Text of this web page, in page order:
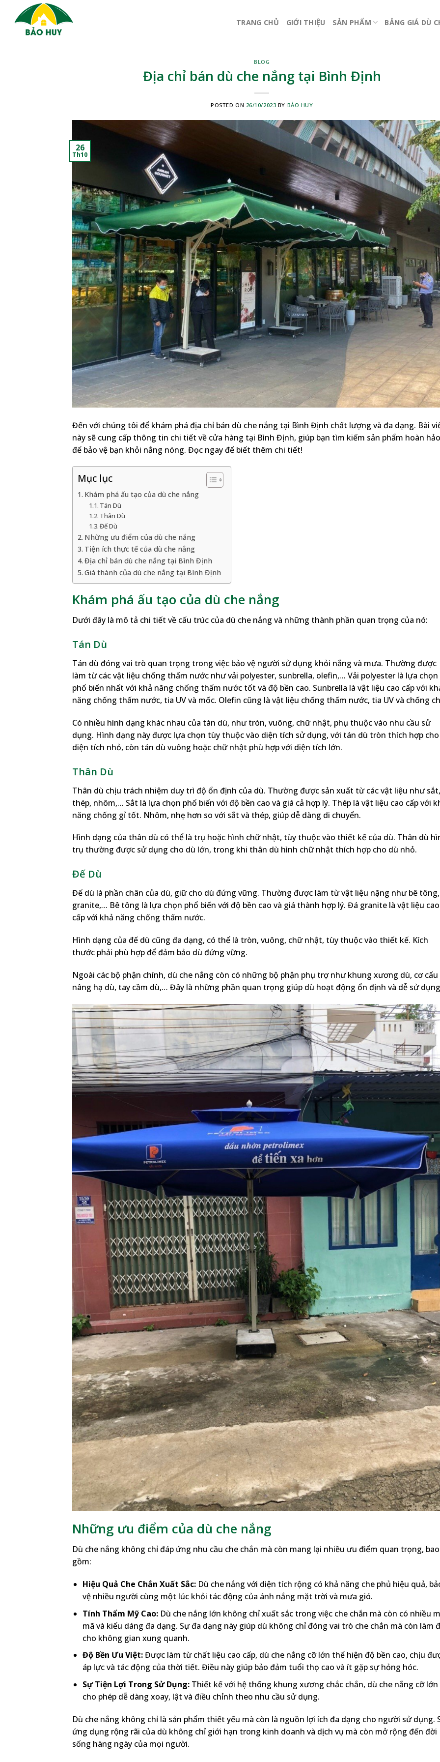
content
TRANG CHỦ GIỚI THIỆU SẢN PHẨM BẢNG GIÁ DÙ
BLOG
Địa chỉ bán dù che nắng tại Bình Định
POSTED ON 26/10/2023 BY BẢO HUY
26
Th10
Đến với chúng tôi để khám phá địa chỉ bán dù che nắng tại Bình Định chất lượng và đa dạng. Bài
này sẽ cung cấp thông tin chi tiết về cửa hàng tại Bình Định, giúp bạn tìm kiếm sản phẩm hoàn hảo
để bảo vệ bạn khỏi nắng nóng. Đọc ngay để biết thêm chi tiết!
Mục lục
Khám phá ấu tạo của dù che nắng
Tán Dù
Thân Dù
Đế Dù
Những ưu điểm của dù che nắng
Tiện ích thực tế của dù che nắng
Địa chỉ bán dù che nắng tại Bình Định
Giá thành của dù che nắng tại Bình Định
Khám phá ấu tạo của dù che nắng
Dưới đây là mô tả chi tiết về cấu trúc của dù che nắng và những thành phần quan trọng của nó:
Tán Dù
Tán dù đóng vai trò quan trọng trong việc bảo vệ người sử dụng khỏi nắng và mưa. Thường được
làm từ các vật liệu chống thấm nước như vải polyester, sunbrella, olefin,… Vải polyester là lựa chọn
phổ biến nhất với khả năng chống thấm nước tốt và độ bền cao. Sunbrella là vật liệu cao cấp với
năng chống thấm nước, tia UV và mốc. Olefin cũng là vật liệu chống thấm nước, tia UV và chống
Có nhiều hình dạng khác nhau của tán dù, như tròn, vuông, chữ nhật, phụ thuộc vào nhu cầu sử
dụng. Hình dạng này được lựa chọn tùy thuộc vào diện tích sử dụng, với tán dù tròn thích hợp cho
diện tích nhỏ, còn tán dù vuông hoặc chữ nhật phù hợp với diện tích lớn.
Thân Dù
Thân dù chịu trách nhiệm duy trì độ ổn định của dù. Thường được sản xuất từ các vật liệu như sắt,
thép, nhôm,… Sắt là lựa chọn phổ biến với độ bền cao và giá cả hợp lý. Thép là vật liệu cao cấp với
năng chống gỉ tốt. Nhôm, nhẹ hơn so với sắt và thép, giúp dễ dàng di chuyển.
Hình dạng của thân dù có thể là trụ hoặc hình chữ nhật, tùy thuộc vào thiết kế của dù. Thân dù
trụ thường được sử dụng cho dù lớn, trong khi thân dù hình chữ nhật thích hợp cho dù nhỏ.
Đế Dù
Đế dù là phần chân của dù, giữ cho dù đứng vững. Thường được làm từ vật liệu nặng như bê
granite,… Bê tông là lựa chọn phổ biến với độ bền cao và giá thành hợp lý. Đá granite là vật liệu cao
cấp với khả năng chống thấm nước.
Hình dạng của đế dù cũng đa dạng, có thể là tròn, vuông, chữ nhật, tùy thuộc vào thiết kế. Kích
thước phải phù hợp để đảm bảo dù đứng vững.
Ngoài các bộ phận chính, dù che nắng còn có những bộ phận phụ trợ như khung xương dù, cơ cấu
nâng hạ dù, tay cầm dù,… Đây là những phần quan trọng giúp dù hoạt động ổn định và dễ sử
Những ưu điểm của dù che nắng
Dù che nắng không chỉ đáp ứng nhu cầu che chắn mà còn mang lại nhiều ưu điểm quan trọng, bao
gồm:
Hiệu Quả Che Chắn Xuất Sắc:Dù che nắng với diện tích rộng có khả năng che phủ hiệu quả,
vệ nhiều người cùng một lúc khỏi tác động của ánh nắng mặt trời và mưa gió.
Tính Thẩm Mỹ Cao:Dù che nắng lớn không chỉ xuất sắc trong việc che chắn mà còn có nhiều
mã và kiểu dáng đa dạng. Sự đa dạng này giúp dù không chỉ đóng vai trò che chắn mà còn làm
cho không gian xung quanh.
Độ Bền Ưu Việt:Được làm từ chất liệu cao cấp, dù che nắng cỡ lớn thể hiện độ bền cao, chịu
áp lực và tác động của thời tiết. Điều này giúp bảo đảm tuổi thọ cao và ít gặp sự hỏng hóc.
Sự Tiện Lợi Trong Sử Dụng:Thiết kế với hệ thống khung xương chắc chắn, dù che nắng cỡ lớn
cho phép dễ dàng xoay, lật và điều chỉnh theo nhu cầu sử dụng.
Dù che nắng không chỉ là sản phẩm thiết yếu mà còn là nguồn lợi ích đa dạng cho người sử dụng.
ứng dụng rộng rãi của dù không chỉ giới hạn trong kinh doanh và dịch vụ mà còn mở rộng đến đời
sống hàng ngày của mọi người.